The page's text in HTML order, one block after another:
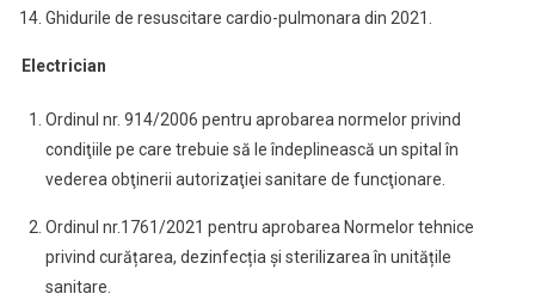
Ghidurile de resuscitare cardio-pulmonara din 2021.
Electrician
Ordinul nr. 914/2006 pentru aprobarea normelor privind
condiţiile pe care trebuie să le îndeplinească un spital în
vederea obţinerii autorizaţiei sanitare de funcţionare.
Ordinul nr.1761/2021 pentru aprobarea Normelor tehnice
privind curățarea, dezinfecția și sterilizarea în unitățile
sanitare.